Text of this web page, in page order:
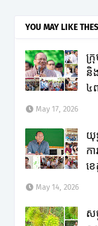
YOU MAY LIKE
ក្
និ
៤
May 17, 2026
យុ
ក
ខ
May 14, 2026
ស